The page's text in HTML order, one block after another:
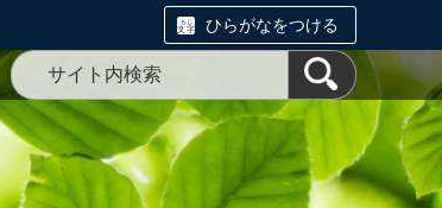
ひらがなをつける